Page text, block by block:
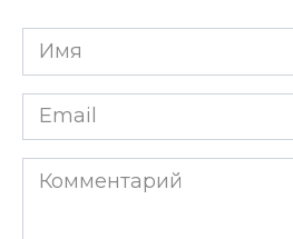
Имя
*
Email
*
Комментарий